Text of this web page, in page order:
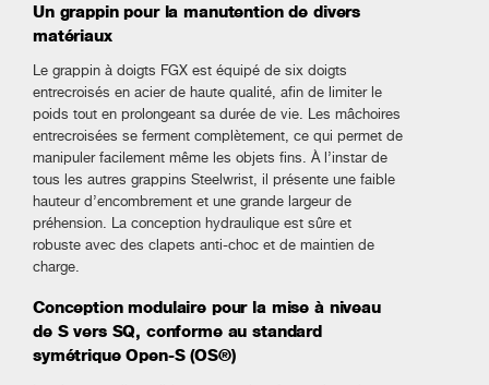
Un grappin pour la manutention de divers
matériaux
Le grappin à doigts FGX est équipé de six doigts
entrecroisés en acier de haute qualité, afin de limiter le
poids tout en prolongeant sa durée de vie. Les mâchoires
entrecroisées se ferment complètement, ce qui permet de
manipuler facilement même les objets fins. À l’instar de
tous les autres grappins Steelwrist, il présente une faible
hauteur d’encombrement et une grande largeur de
préhension. La conception hydraulique est sûre et
robuste avec des clapets anti-choc et de maintien de
charge.
Conception modulaire pour la mise à niveau
de S vers SQ, conforme au standard
symétrique Open-S (OS®)